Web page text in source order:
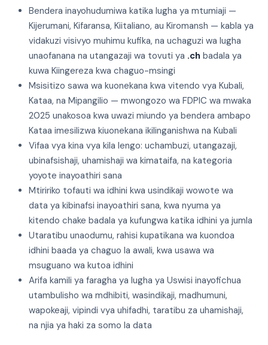
Bendera inayohudumiwa katika lugha ya mtumiaji —
Kijerumani, Kifaransa, Kiitaliano, au Kiromansh — kabla ya
vidakuzi visivyo muhimu kufika, na uchaguzi wa lugha
unaofanana na utangazaji wa tovuti ya .ch badala ya
kuwa Kiingereza kwa chaguo-msingi
Msisitizo sawa wa kuonekana kwa vitendo vya Kubali,
Kataa, na Mipangilio — mwongozo wa FDPIC wa mwaka
2025 unakosoa kwa uwazi miundo ya bendera ambapo
Kataa imesilizwa kiuonekana ikilinganishwa na Kubali
Vifaa vya kina vya kila lengo: uchambuzi, utangazaji,
ubinafsishaji, uhamishaji wa kimataifa, na kategoria
yoyote inayoathiri sana
Mtiririko tofauti wa idhini kwa usindikaji wowote wa
data ya kibinafsi inayoathiri sana, kwa nyuma ya
kitendo chake badala ya kufungwa katika idhini ya jumla
Utaratibu unaodumu, rahisi kupatikana wa kuondoa
idhini baada ya chaguo la awali, kwa usawa wa
msuguano wa kutoa idhini
Arifa kamili ya faragha ya lugha ya Uswisi inayofichua
utambulisho wa mdhibiti, wasindikaji, madhumuni,
wapokeaji, vipindi vya uhifadhi, taratibu za uhamishaji,
na njia ya haki za somo la data